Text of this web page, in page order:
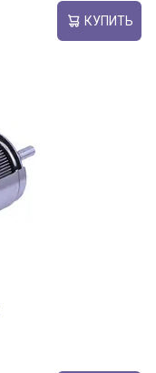
КУПИТЬ